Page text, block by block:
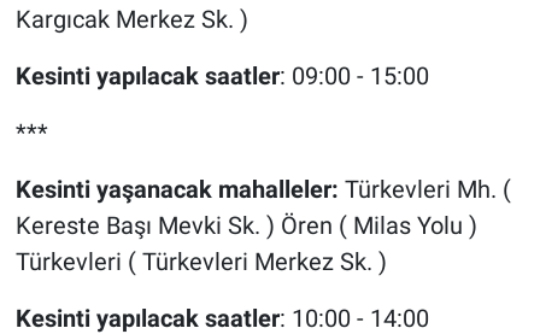
Kargıcak Merkez Sk. )
Kesinti yapılacak saatler: 09:00 - 15:00
***
Kesinti yaşanacak mahalleler: Türkevleri Mh. (
Kereste Başı Mevki Sk. ) Ören ( Milas Yolu )
Türkevleri ( Türkevleri Merkez Sk. )
Kesinti yapılacak saatler: 10:00 - 14:00